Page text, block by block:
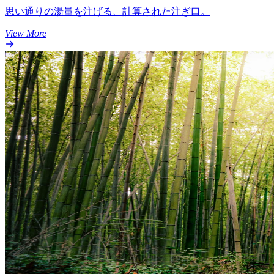
思い通りの湯量を注げる、計算された注ぎ口。
View More